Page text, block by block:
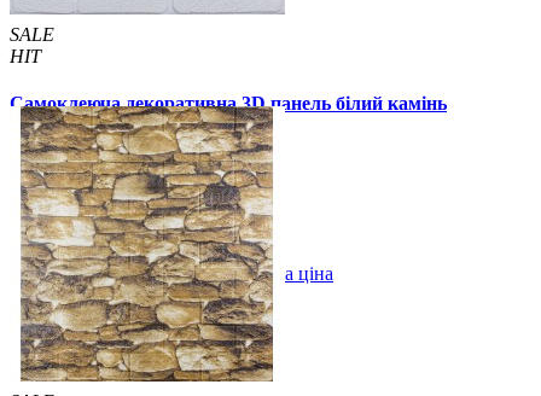
SALE
HIT
Самоклеюча декоративна 3D панель білий камінь
700x700x6мм
99 грн./шт 160 грн./шт
Купити В закладки Оптова ціна